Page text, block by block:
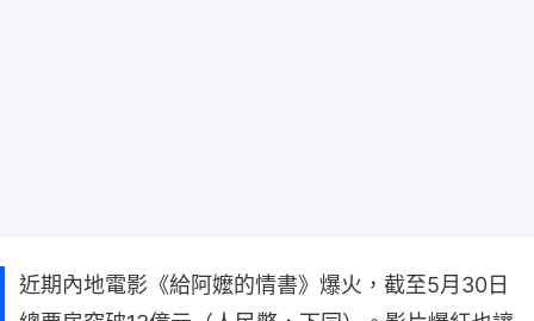
近期內地電影《給阿嬤的情書》爆火，截至5月30日